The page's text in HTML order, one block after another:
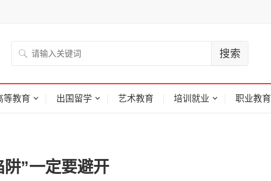
等教育 出国留学 艺术教育 培训就业 职业教育
”一定要避开